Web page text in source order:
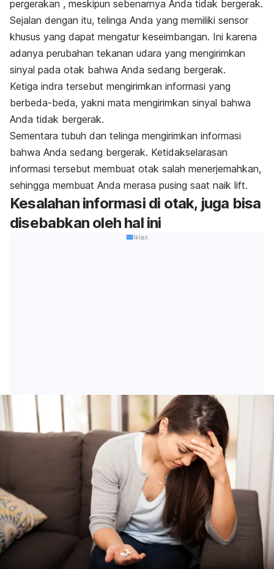
pergerakan , meskipun sebenarnya Anda tidak bergerak.
Sejalan dengan itu, telinga Anda yang memiliki sensor
khusus yang dapat mengatur keseimbangan. Ini karena
adanya perubahan tekanan udara yang mengirimkan
sinyal pada otak bahwa Anda sedang bergerak.
Ketiga indra tersebut mengirimkan informasi yang
berbeda-beda, yakni mata mengirimkan sinyal bahwa
Anda tidak bergerak.
Sementara tubuh dan telinga mengirimkan informasi
bahwa Anda sedang bergerak. Ketidakselarasan
informasi tersebut membuat otak salah menerjemahkan,
sehingga membuat Anda merasa pusing saat naik lift.
Kesalahan informasi di otak, juga bisa
disebabkan oleh hal ini
Iklan